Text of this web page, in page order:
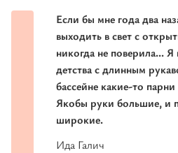
Если бы мне года два
выходить в свет с
никогда не поверила...
детства с длинным
бассейне какие-то
Якобы руки большие, и
широкие.
Ида Галич